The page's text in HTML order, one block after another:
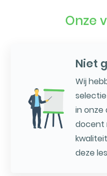
Onze
Niet
Wij
in onze
docent
deze